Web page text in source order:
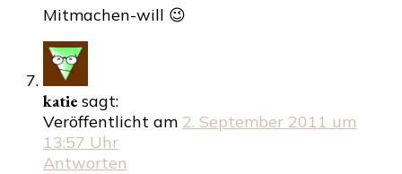
Mitmachen-will 😉
katie sagt:
Veröffentlicht am 2. September 2011 um
13:57 Uhr
Antworten